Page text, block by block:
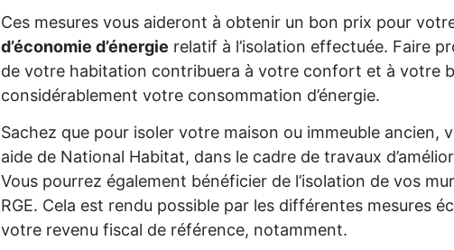
Ces mesures vous aideront à obtenir un bon prix pour
d’économie d’énergie relatif à l’isolation effectuée. Faire
de votre habitation contribuera à votre confort et à votre
considérablement votre consommation d’énergie.
Sachez que pour isoler votre maison ou immeuble ancien,
aide de National Habitat, dans le cadre de travaux
Vous pourrez également bénéficier de l’isolation de vos
RGE. Cela est rendu possible par les différentes mesures
votre revenu fiscal de référence, notamment.